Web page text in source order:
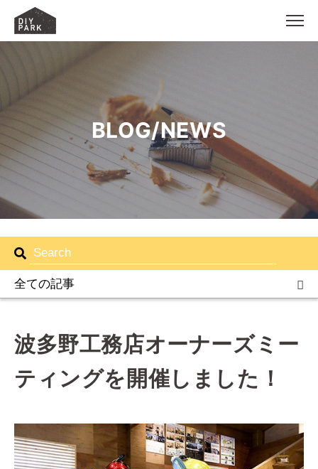
BLOG/NEWS
波多野工務店オーナーズミー
ティングを開催しました！